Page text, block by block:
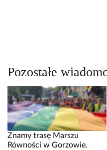
Pozostałe
Znamy trasę Marszu
Równości w Gorzowie.